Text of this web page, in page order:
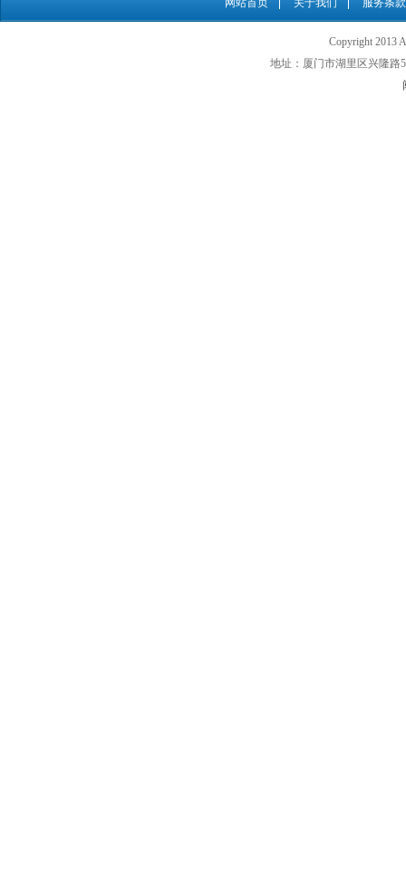
网站首页 关于我们 服务条款
Copyright 2013
地址：厦门市湖里区兴隆路